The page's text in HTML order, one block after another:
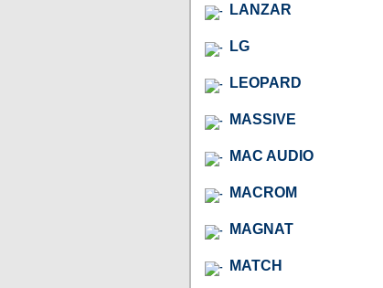
LANZAR
LG
LEOPARD
MASSIVE
MAC AUDIO
MACROM
MAGNAT
MATCH